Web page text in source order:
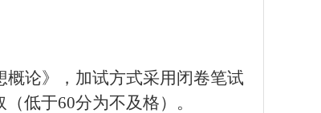
论》，加试方式采用闭卷笔试
（低于60分为不及格）。